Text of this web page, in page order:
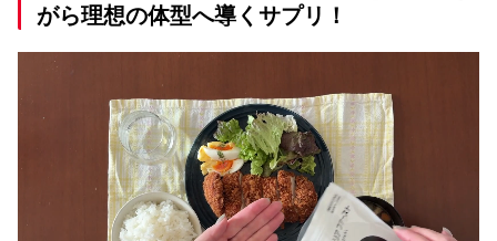
がら理想の体型へ導くサプリ！